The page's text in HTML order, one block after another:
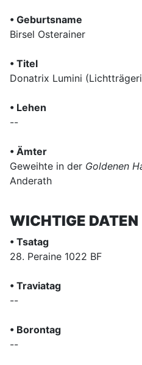
• Geburtsname
Birsel Osterainer
• Titel
Donatrix Lumini
• Lehen
--
• Ämter
Geweihte in der Goldenen
Anderath
WICHTIGE DATEN
• Tsatag
28. Peraine 1022 BF
• Traviatag
--
• Borontag
--